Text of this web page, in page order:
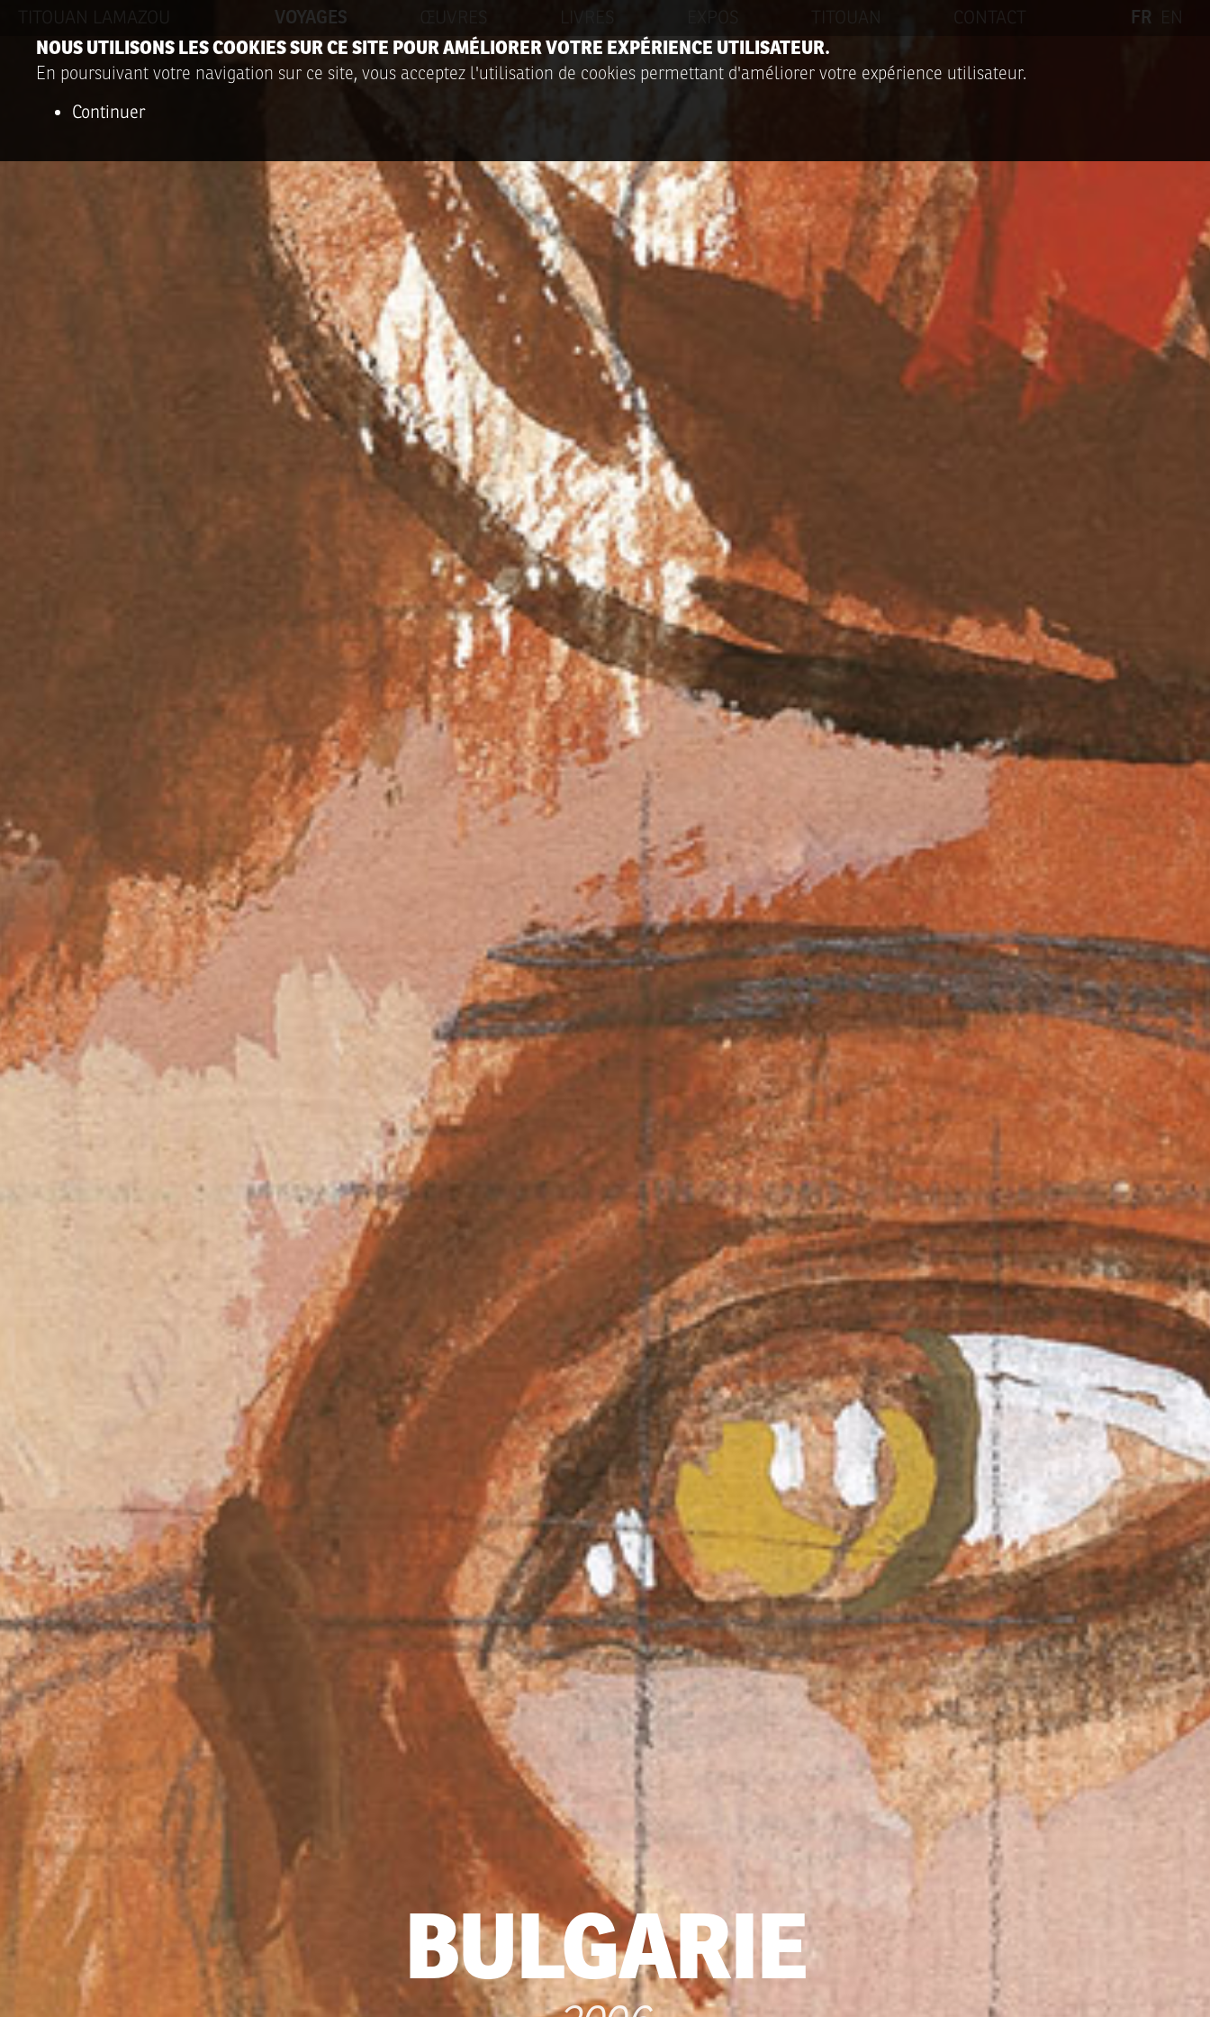
NOUS UTILISONS LES COOKIES SUR CE SITE POUR AMÉLIORER VOTRE EXPÉRIENCE UTILISATEUR.
En poursuivant votre navigation sur ce site, vous acceptez l'utilisation de cookies permettant d'améliorer votre expérience utilisateur.
Continuer
TITOUAN LAMAZOU FR EN
VOYAGES ŒUVRES LIVRES EXPOS CONTACT
BULGARIE